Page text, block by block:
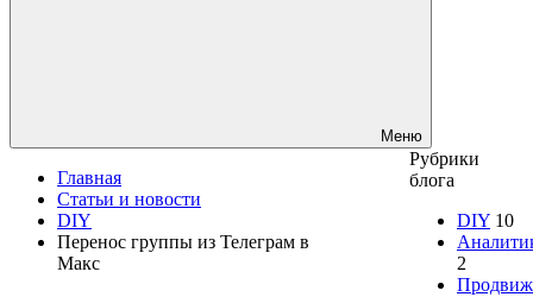
Меню
Главная
Статьи и новости
DIY
Перенос группы из Телеграм в
Макс
Рубрики
блога
DIY 10
2